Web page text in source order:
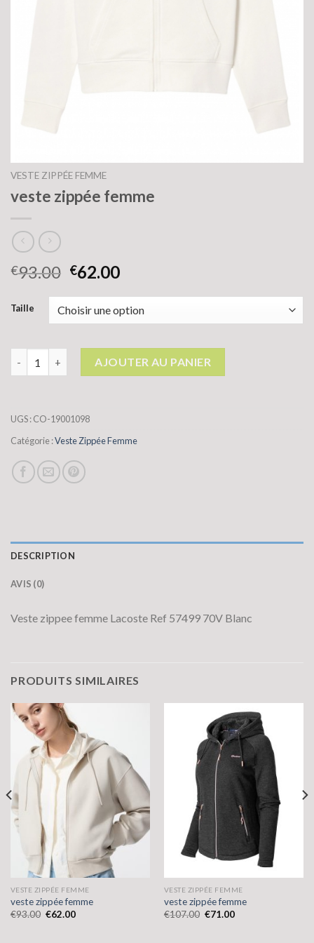
VESTE ZIPPÉE FEMME
veste zippée femme
€93.00 €62.00
Taille
AJOUTER AU PANIER
UGS :CO-19001098
Catégorie :Veste Zippée Femme
DESCRIPTION
AVIS (0)
Veste zippee femme Lacoste Ref 57499 70V Blanc
PRODUITS SIMILAIRES
VESTE ZIPPÉE FEMME
veste zippée femme
€93.00 €62.00
VESTE ZIPPÉE FEMME
veste zippée femme
€107.00 €71.00